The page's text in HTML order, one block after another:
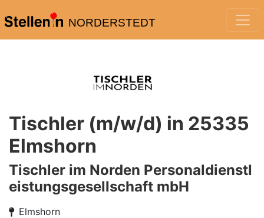
NORDERSTEDT
Tischler (m/w/d) in 25335
Elmshorn
Tischler im Norden Personaldienstl
eistungsgesellschaft mbH
Elmshorn